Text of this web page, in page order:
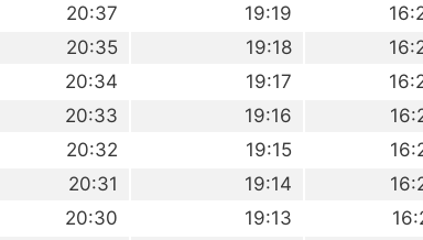
19:19
20:37
19:18
20:35
19:17
20:34
19:16
20:33
19:15
20:32
19:14
20:31
19:13
20:30